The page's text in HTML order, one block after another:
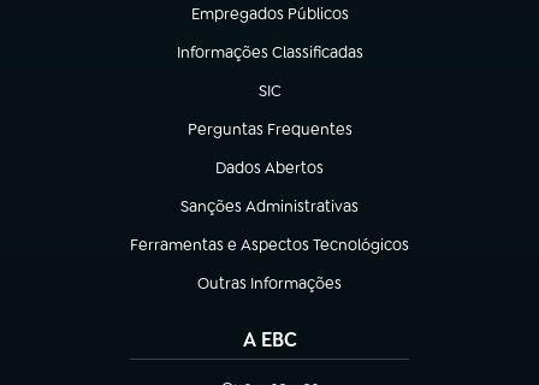
Empregados Públicos
(abre em nova aba)
Informações Classificadas
(abre em nova aba)
SIC
(abre em nova aba)
Perguntas Frequentes
(abre em nova aba)
Dados Abertos
(abre em nova aba)
Sanções Administrativas
(abre em nova aba)
Ferramentas e Aspectos Tecnológicos
(abre em nova aba)
Outras Informações
(abre em nova aba)
A EBC